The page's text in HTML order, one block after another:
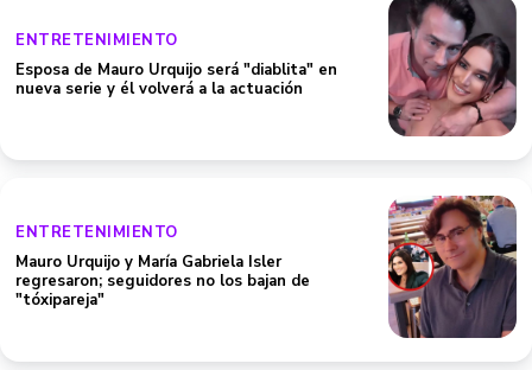
ENTRETENIMIENTO
Esposa de Mauro Urquijo será "diablita" en
nueva serie y él volverá a la actuación
ENTRETENIMIENTO
Mauro Urquijo y María Gabriela Isler
regresaron; seguidores no los bajan de
"tóxipareja"